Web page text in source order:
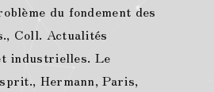
du fondement des
Coll. Actualités
industrielles. Le
Hermann, Paris,